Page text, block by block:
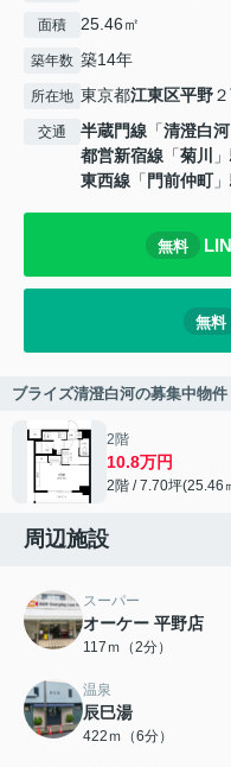
面積 25.46㎡
築年数 築14年
所在地 東京都江東区平野
交通 半蔵門線 「清澄白河
都営新宿線 「菊川
東西線 「 門前仲町
無料
無料
ブライズ清澄白河の募集中物件
2階
10.8万円
2階 / 7.70坪(25.46
周辺施設
スーパー
オーケー 平野店
117ｍ（2分）
温泉
辰巳湯
422ｍ（6分）